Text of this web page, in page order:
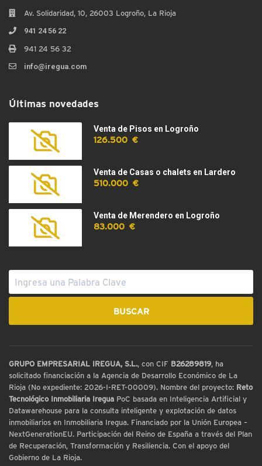
Av. Solidaridad, 10, 26003 Logroño, La Rioja
941 24 56 22
941 24 56 32
info@iregua.com
Últimas novedades
Venta de Pisos en Logroño
126.500 €
Venta de Casas o chalets en Lardero
510.000 €
Venta de Merendero en Logroño
83.000 €
GRUPO EMPRESARIAL IREGUA, S.L., con CIF B26289819, ha
solicitado financiación a la Agencia de Desarrollo Económico de La
Rioja (No expediente: 2026-I-RET-00009). Nombre del proyecto: Reto
Tecnológico Inmobiliaria Iregua PoC basada en Inteligencia Artificial y
Datawarehouse para la consulta inteligente y explotación de datos
inmobiliarios en Inmobiliaria Iregua. Financiado por la Unión Europea –
NextGenerationEU. Participación del Reino de España a través del Plan
de Recuperación, Transformación y Resiliencia. Con el apoyo del
Gobierno de La Rioja.